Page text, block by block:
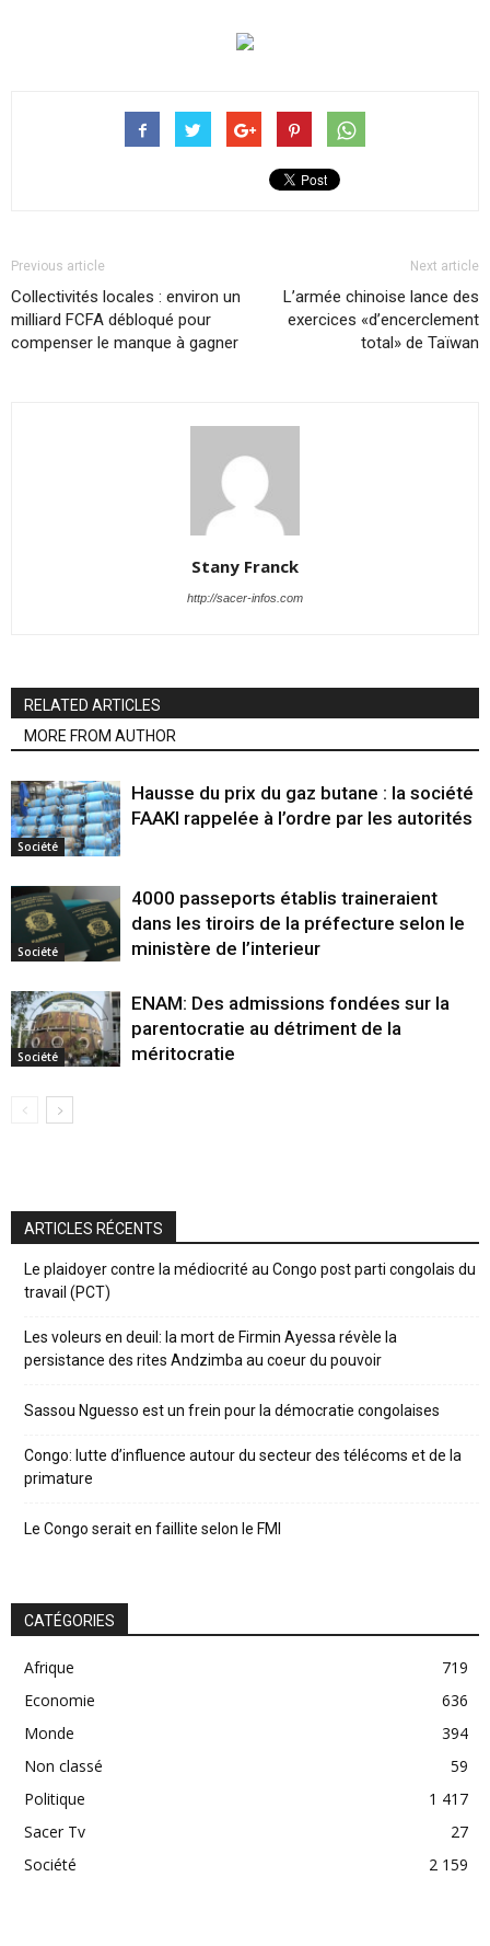
Previous article
Collectivités locales : environ un
milliard FCFA débloqué pour
compenser le manque à gagner
Next article
L’armée chinoise lance des
exercices «d’encerclement
total» de Taïwan
Stany Franck
http://sacer-infos.com
RELATED ARTICLES
MORE FROM AUTHOR
Société
Hausse du prix du gaz butane : la société
FAAKI rappelée à l’ordre par les autorités
Société
4000 passeports établis traineraient
dans les tiroirs de la préfecture selon le
ministère de l’interieur
Société
ENAM: Des admissions fondées sur la
parentocratie au détriment de la
méritocratie
ARTICLES RÉCENTS
Le plaidoyer contre la médiocrité au Congo post parti congolais du
travail (PCT)
Les voleurs en deuil: la mort de Firmin Ayessa révèle la
persistance des rites Andzimba au coeur du pouvoir
Sassou Nguesso est un frein pour la démocratie congolaises
Congo: lutte d’influence autour du secteur des télécoms et de la
primature
Le Congo serait en faillite selon le FMI
CATÉGORIES
Afrique
719
Economie
636
Monde
394
Non classé
59
Politique
1 417
Sacer Tv
27
Société
2 159